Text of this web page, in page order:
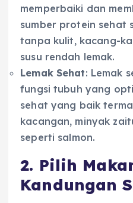
memperbaiki dan
sumber protein sehat
tanpa kulit, kacang-
susu rendah lemak.
Lemak Sehat: Lemak
fungsi tubuh yang
sehat yang baik
kacangan, minyak
seperti salmon.
2. Pilih
Kandungan